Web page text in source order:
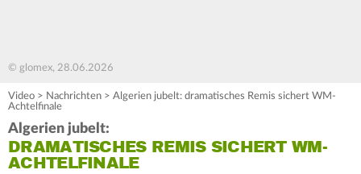
© glomex, 28.06.2026
Video > Nachrichten > Algerien jubelt: dramatisches Remis sichert WM-
Achtelfinale
Algerien jubelt:
DRAMATISCHES REMIS SICHERT WM-
ACHTELFINALE